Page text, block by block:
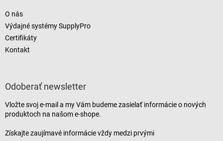
O nás
Výdajné systémy SupplyPro
Certifikáty
Kontakt
Odoberať newsletter
Vložte svoj e-mail a my Vám budeme zasielať informácie o nových
produktoch na našom e-shope.